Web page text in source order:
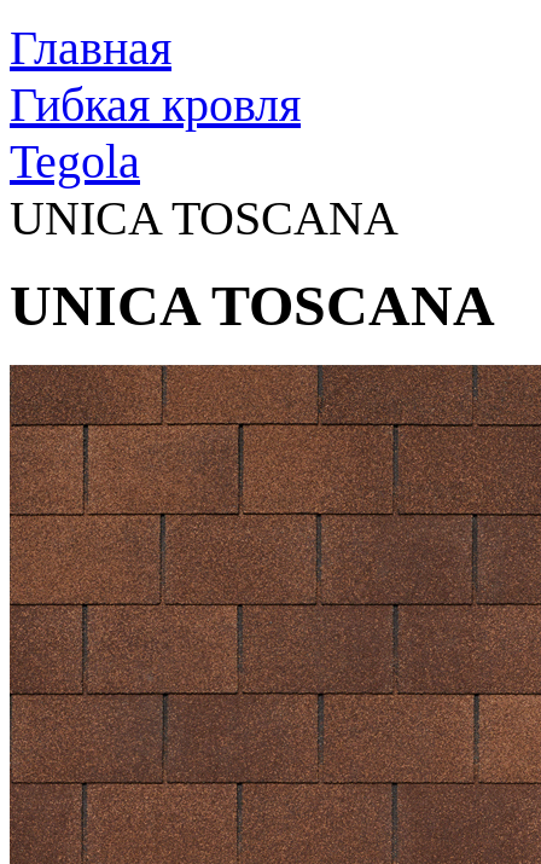
Главная
Гибкая кровля
Tegola
UNICA TOSCANA
UNICA TOSCANA